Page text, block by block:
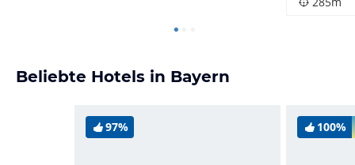
Beliebte Hotels in Bayern
97% 100%